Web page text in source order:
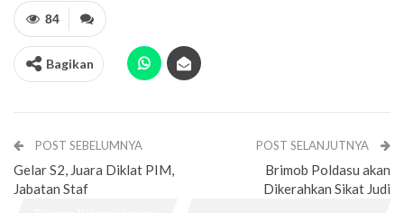
84
Bagikan
POST SEBELUMNYA
Gelar S2, Juara Diklat PIM,
Jabatan Staf
POST SELANJUTNYA
Brimob Poldasu akan
Dikerahkan Sikat Judi